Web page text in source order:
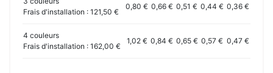
Frais d'installation : 121,50 €
0,80 € 0,66 € 0,51 € 0,44 € 0,36 €
4 couleurs
Frais d'installation : 162,00 €
1,02 € 0,84 € 0,65 € 0,57 € 0,47 €